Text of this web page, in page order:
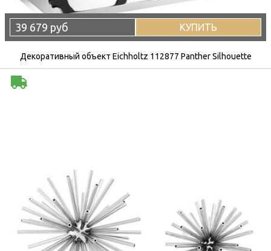
39 679 руб КУПИТЬ
Декоративный объект Eichholtz 112877 Panther Silhouette